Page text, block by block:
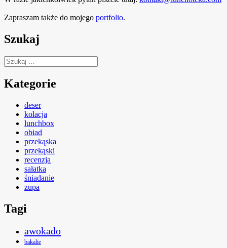
Zapraszam także do mojego portfolio.
Szukaj
Szukaj:
Kategorie
deser
kolacja
lunchbox
obiad
przekąska
przekąski
recenzja
sałatka
śniadanie
zupa
Tagi
awokado
bakalie